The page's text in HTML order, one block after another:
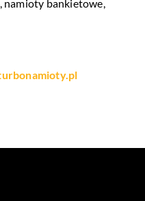
namioty bankietowe,